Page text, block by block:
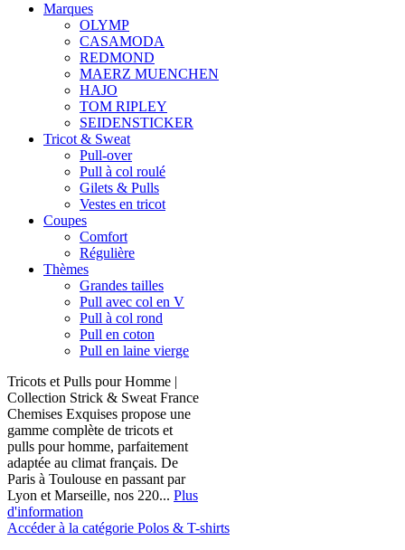
Marques
OLYMP
CASAMODA
REDMOND
MAERZ MUENCHEN
HAJO
TOM RIPLEY
SEIDENSTICKER
Tricot & Sweat
Pull-over
Pull à col roulé
Gilets & Pulls
Vestes en tricot
Coupes
Comfort
Régulière
Thèmes
Grandes tailles
Pull avec col en V
Pull à col rond
Pull en coton
Pull en laine vierge
Tricots et Pulls pour Homme |
Collection Strick & Sweat France
Chemises Exquises propose une
gamme complète de tricots et
pulls pour homme, parfaitement
adaptée au climat français. De
Paris à Toulouse en passant par
Lyon et Marseille, nos 220... Plus
d'information
Accéder à la catégorie Polos & T-shirts